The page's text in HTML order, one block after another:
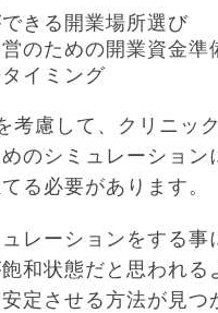
きる開業場所選び
のための開業資金準
イミング
考慮して、クリニッ
のシミュレーション
る必要があります。
レーションをする事
和状態だと思われる
定させる方法が見つ